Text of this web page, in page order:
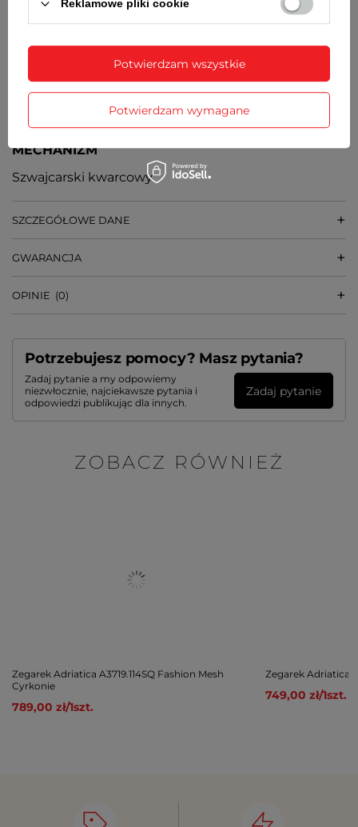
WAGA
72 g
MECHANIZM
Szwajcarski kwarcowy
SZCZEGÓŁOWE DANE
GWARANCJA
OPINIE (0)
Potrzebujesz pomocy? Masz pytania?
Zadaj pytanie a my odpowiemy
niezwłocznie, najciekawsze pytania i
odpowiedzi publikując dla innych.
Zadaj pytanie
ZOBACZ RÓWNIEŻ
Zegarek Adriatica A3719.114SQ Fashion Mesh
Cyrkonie
789,00 zł/1szt.
Zegarek Adriatica
749,00 zł/1szt.
Reklamowe pliki cookie
Potwierdzam wymagane
Potwierdzam wszystkie